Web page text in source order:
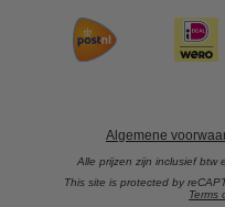
Algemene
Alle prijzen zijn inclusief btw
This site is protected by
Terms